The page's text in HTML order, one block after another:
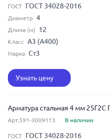
ГОСТ ГОСТ 34028-2016
Диаметр 4
Длина (м) 12
Класс А3 (А400)
Марка Ст3
Узнать цену
Арматура стальная 4 мм
Арт.591-3009113 В наличии
ГОСТ ГОСТ 34028-2016